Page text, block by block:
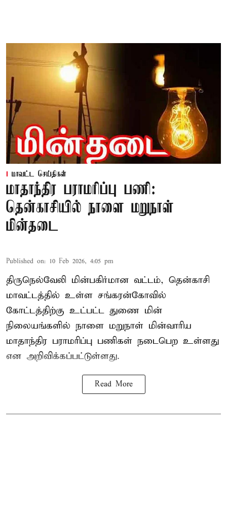
மாவட்ட செய்திகள்
மாதாந்திர பராமரிப்பு பணி:
தென்காசியில் நாளை மறுநாள்
மின்தடை
Published on: 10 Feb 2026, 4:05 pm
திருநெல்வேலி மின்பகிர்மான வட்டம், தென்காசி
மாவட்டத்தில் உள்ள சங்கரன்கோவில்
கோட்டத்திற்கு உட்பட்ட துணை மின்
நிலையங்களில் நாளை மறுநாள் மின்வாரிய
மாதாந்திர பராமரிப்பு பணிகள் நடைபெற உள்ளது
என அறிவிக்கப்பட்டுள்ளது.
Read More